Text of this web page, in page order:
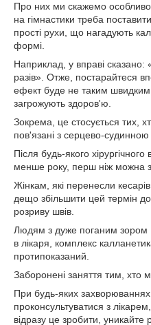
Про них ми скажемо
на гімнастики треба
прості рухи, що нагадують
формі.
Наприклад, у вправі сказано:
разів». Отже, постарайтеся
ефект буде не таким
загрожують здоров'ю.
Зокрема, це стосується тих,
пов'язані з серцево-
Після будь-якого
менше року, перш ніж можна
Жінкам, які перенесли
дещо збільшити цей термін
розриву швів.
Людям з дуже поганим зором
в лікаря, комплекс
протипоказаний.
Заборонені заняття тим, хто
При будь-яких захворюваннях
проконсультуватися з
відразу це зробити, уникайте